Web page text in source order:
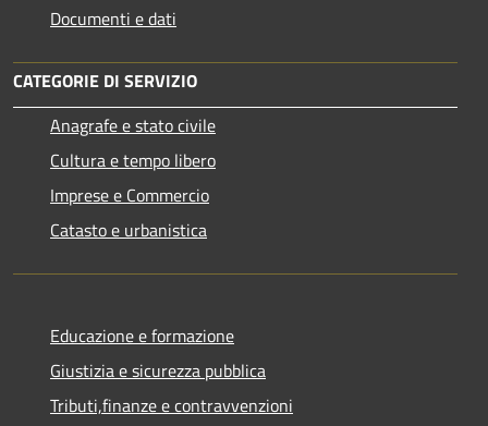
Documenti e dati
CATEGORIE DI SERVIZIO
Anagrafe e stato civile
Cultura e tempo libero
Imprese e Commercio
Catasto e urbanistica
Educazione e formazione
Giustizia e sicurezza pubblica
Tributi,finanze e contravvenzioni